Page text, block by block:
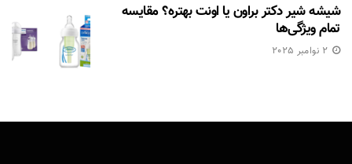
شیشه شیر دکتر براون یا اونت بهتره؟ مقایسه
تمام ویژگی‌ها
2 نوامبر 2025